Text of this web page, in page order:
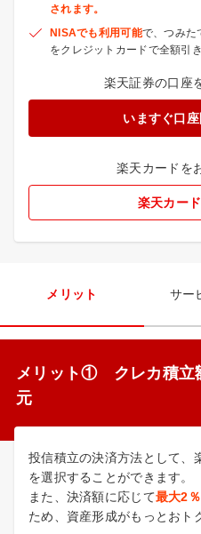
されます。
NISAでも利用可能で、つみた
をクレジットカードで全額引
楽天証券の口座
いますぐ口座
楽天カードを
楽天カー
メリット サー
メリット① クレカ積立
元
投信積立の決済方法として、
を選択することができます。
また、決済額に応じて最大2
ため、資産形成がもっとおト